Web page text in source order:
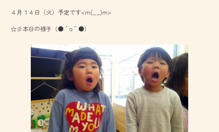
４月１４日（火）予定です<m(__)m>
☆彡本日の様子（●＾o＾●）